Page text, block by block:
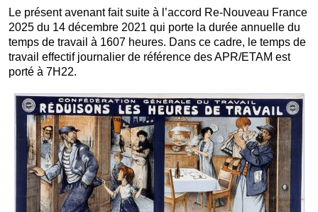
Le présent avenant fait suite à l’accord Re-Nouveau France
2025 du 14 décembre 2021 qui porte la durée annuelle du
temps de travail à 1607 heures. Dans ce cadre, le temps de
travail effectif journalier de référence des APR/ETAM est
porté à 7H22.